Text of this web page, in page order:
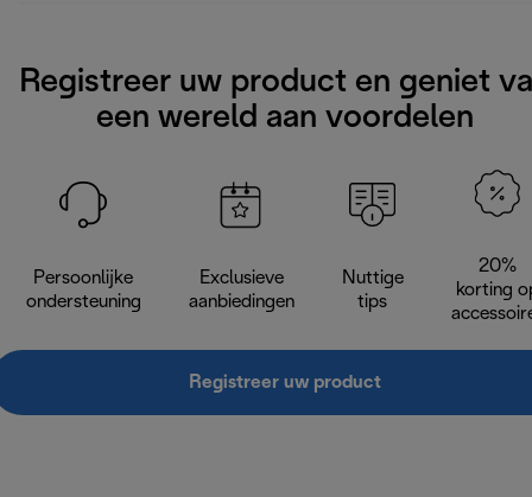
Registreer uw product en geniet
een wereld aan voordelen
Persoonlijke
ondersteuning
Exclusieve
aanbiedingen
Nuttige
tips
20%
korting
Registreer uw product